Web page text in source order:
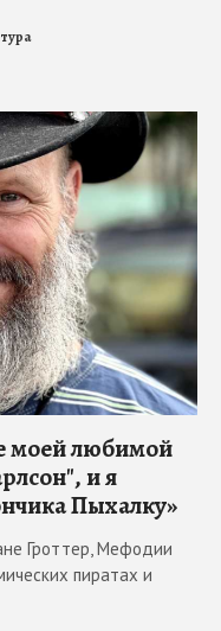
моей любимой
и я
Пыхалку»
Гроттер, Мефодии
пиратах и